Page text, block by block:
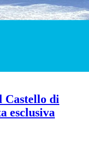
Castello di
esclusiva